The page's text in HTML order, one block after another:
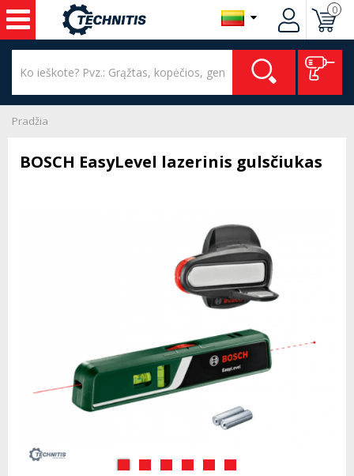
0
Pradžia
BOSCH EasyLevel lazerinis gulsčiukas